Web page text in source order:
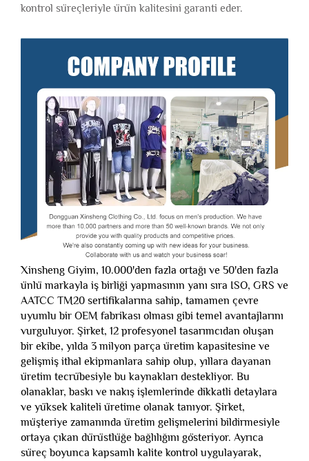
kontrol süreçleriyle ürün kalitesini garanti eder.
Xinsheng Giyim, 10.000'den fazla ortağı ve 50'den fazla
ünlü markayla iş birliği yapmasının yanı sıra ISO, GRS ve
AATCC TM20 sertifikalarına sahip, tamamen çevre
uyumlu bir OEM fabrikası olması gibi temel avantajlarını
vurguluyor. Şirket, 12 profesyonel tasarımcıdan oluşan
bir ekibe, yılda 3 milyon parça üretim kapasitesine ve
gelişmiş ithal ekipmanlara sahip olup, yıllara dayanan
üretim tecrübesiyle bu kaynakları destekliyor. Bu
olanaklar, baskı ve nakış işlemlerinde dikkatli detaylara
ve yüksek kaliteli üretime olanak tanıyor. Şirket,
müşteriye zamanında üretim gelişmelerini bildirmesiyle
ortaya çıkan dürüstlüğe bağlılığını gösteriyor. Ayrıca
süreç boyunca kapsamlı kalite kontrol uygulayarak,